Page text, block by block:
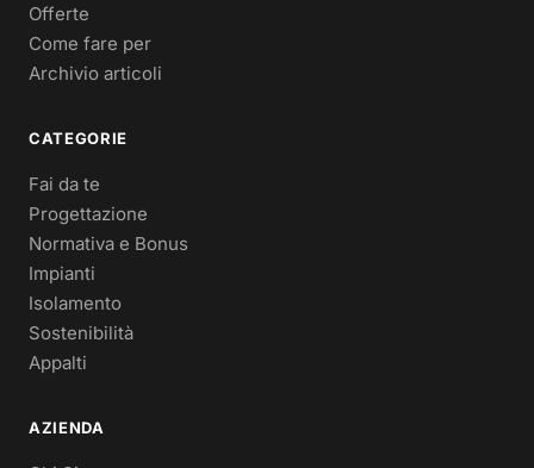
Offerte
Come fare per
Archivio articoli
CATEGORIE
Fai da te
Progettazione
Normativa e Bonus
Impianti
Isolamento
Sostenibilità
Appalti
AZIENDA